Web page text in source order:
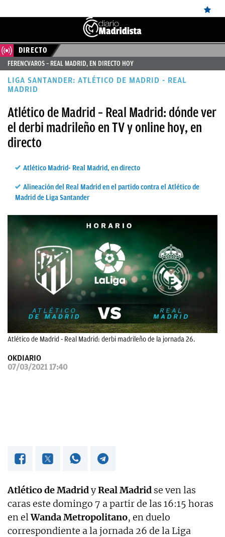
ÚLTIMAS
NOTICIAS
REAL
MADRID
BALONCESTO
CANTERA
FICHAJES
DIRECTO
FEMENINO
OKDIARIO
DIRECTO
FERENCVAROS – REAL MADRID, EN DIRECTO HOY
LIGA SANTANDER: ATLÉTICO DE MADRID - REAL
MADRID
Atlético de Madrid – Real Madrid: dónde ver
el derbi madrileño en TV y online hoy, en
directo
Atlético Madrid- Real Madrid, en directo
Alineación del Real Madrid en el partido contra el Atlético de
Madrid de Liga Santander
Atlético de Madrid - Real Madrid: derbi madrileño de la jornada 26.
OKDIARIO
07/03/2021 17:40
Atlético de MadridyReal Madrid se ven las
caras este domingo 7 a partir de las 16:15 horas
en elWanda Metropolitano, en duelo
correspondiente a la jornada 26 de la Liga
Sigue aOkDiarioen Google